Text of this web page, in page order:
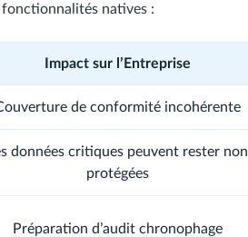
natives :
Impact sur l’Entreprise
de conformité incohérente
données critiques peuvent rester non
protégées
Préparation d’audit chronophage